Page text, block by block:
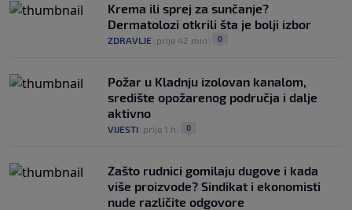
Krema ili sprej za sunčanje?
Dermatolozi otkrili šta je bolji izbor
ZDRAVLJE prije 42 min 0
Požar u Kladnju izolovan kanalom,
središte opožarenog područja i dalje
aktivno
VIJESTI prije 1 h 0
Zašto rudnici gomilaju dugove i kada
više proizvode? Sindikat i ekonomisti
nude različite odgovore